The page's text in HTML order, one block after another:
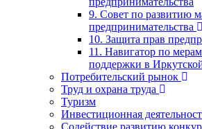
9. Совет по развитию
предпринимательства
10. Защита прав
11. Навигатор по
поддержки в
Потребительский рынок
Труд и охрана труда
Туризм
Инвестиционная
Содействие развитию